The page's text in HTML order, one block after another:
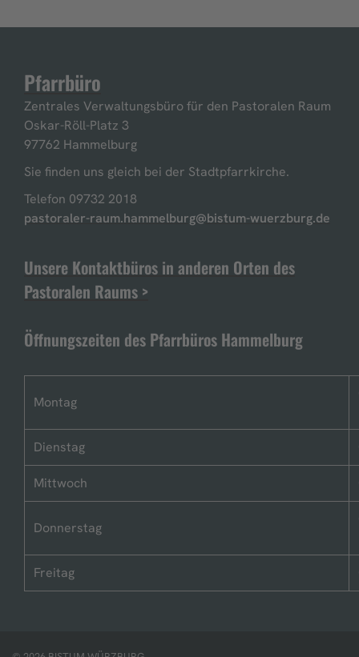
Pfarrbüro
Zentrales Verwaltungsbüro für den Pastoralen Raum
Oskar-Röll-Platz 3
97762 Hammelburg
Sie finden uns gleich bei der Stadtpfarrkirche.
Telefon 09732 2018
pastoraler-raum.hammelburg@bistum-wuerzburg.de
Unsere Kontaktbüros in anderen Orten des
Pastoralen Raums >
Öffnungszeiten des Pfarrbüros Hammelburg
Montag
Dienstag
Mittwoch
Donnerstag
Freitag